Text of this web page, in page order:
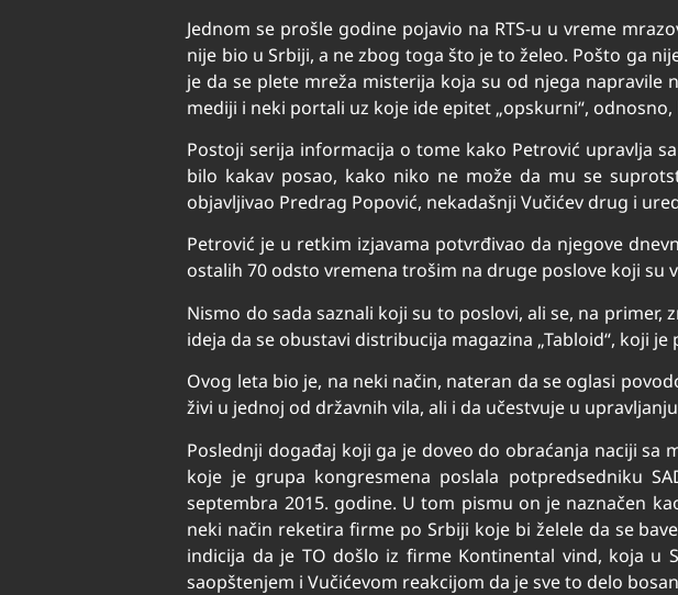
Jednom se prošle godine pojavio na RTS-u u vreme
nije bio u Srbiji, a ne zbog toga što je to želeo. Pošto ga
je da se plete mreža misterija koja su od njega
mediji i neki portali uz koje ide epitet „opskurni“,
Postoji serija informacija o tome kako Petrović upravlja
bilo kakav posao, kako niko ne može da mu se
objavljivao Predrag Popović, nekadašnji Vučićev drug i
Petrović je u retkim izjavama potvrđivao da njegove
ostalih 70 odsto vremena trošim na druge poslove koji su
Nismo do sada saznali koji su to poslovi, ali se, na
ideja da se obustavi distribucija magazina „Tabloid“, koji
Ovog leta bio je, na neki način, nateran da se oglasi
živi u jednoj od državnih vila, ali i da učestvuje u
Poslednji događaj koji ga je doveo do obraćanja naciji
koje je grupa kongresmena poslala potpredsedniku
septembra 2015. godine. U tom pismu on je naznačen
neki način reketira firme po Srbiji koje bi želele da se
indicija da je TO došlo iz firme Kontinental vind, koja u
saopštenjem i Vučićevom reakcijom da je sve to delo